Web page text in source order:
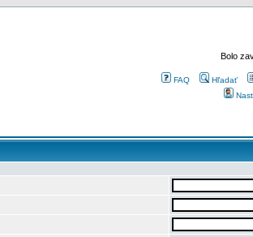
Bolo
FAQ Hľadať